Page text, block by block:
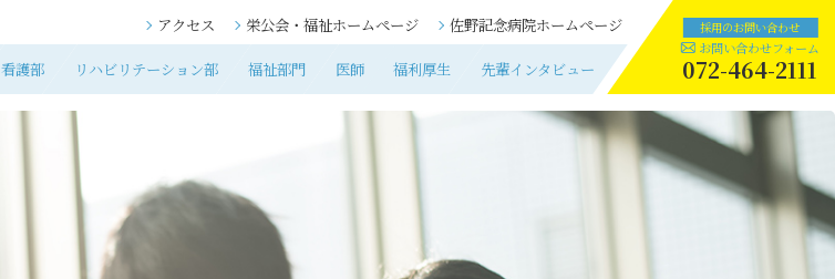
看護部 リハビリテーション部 福祉部門 医師 福利厚生 先輩インタビュー
佐野記念病院ホームページ
栄公会・福祉ホームページ
アクセス